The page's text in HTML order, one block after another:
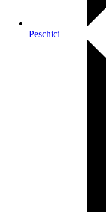
Peschici